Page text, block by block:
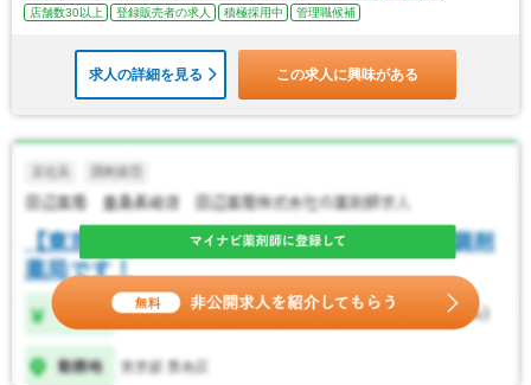
店舗数30以上
登録販売者の求人 積極採用中 管理職候補
求人の詳細を見る この求人に興味がある